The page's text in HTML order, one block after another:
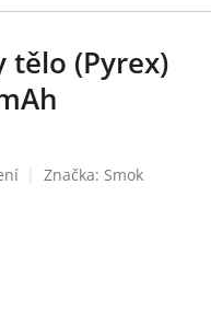
tělo (Pyrex)
Značka: Smok